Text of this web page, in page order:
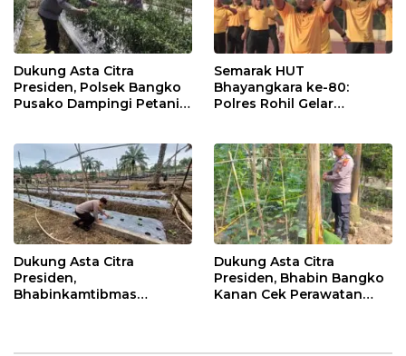
Dukung Asta Citra
Presiden, Polsek Bangko
Pusako Dampingi Petani
Semarak HUT
Bhayangkara ke-80:
Polres Rohil Gelar
Dukung Asta Citra
Presiden,
Bhabinkamtibmas
Dukung Asta Citra
Presiden, Bhabin Bangko
Kanan Cek Perawatan